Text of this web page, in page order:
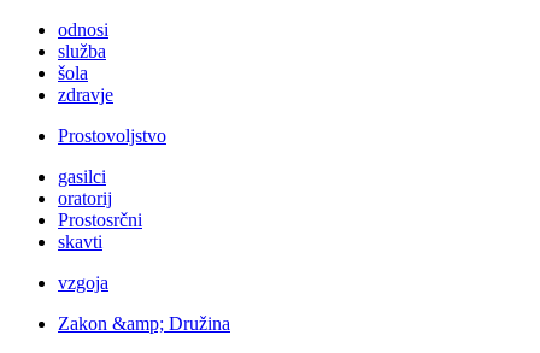
odnosi
služba
šola
zdravje
Prostovoljstvo
gasilci
oratorij
Prostosrčni
skavti
vzgoja
Zakon &amp; Družina